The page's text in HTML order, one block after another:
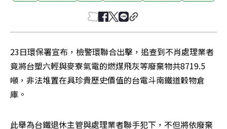
23日環保署宣布，檢警環聯合出擊，追查到不肖處理業者
竟將台塑六輕與麥寮氣電的燃煤飛灰等廢棄物共8719.5
噸，非法堆置在具珍貴歷史價值的台電斗南鐵道穀物倉
庫。
此舉為台鐵退休主管與處理業者聯手犯下，不但將依廢棄